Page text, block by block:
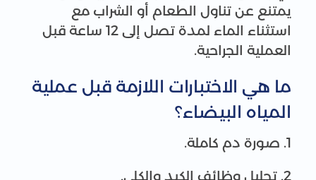
يمتنع عن تناول الطعام أو الشراب مع
استثناء الماء لمدة تصل إلى 12 ساعة قبل
العملية الجراحية.
ما هي الاختبارات اللازمة قبل عملية
المياه البيضاء؟
1. صورة دم كاملة.
2. تحليل وظائف الكبد والكلى.